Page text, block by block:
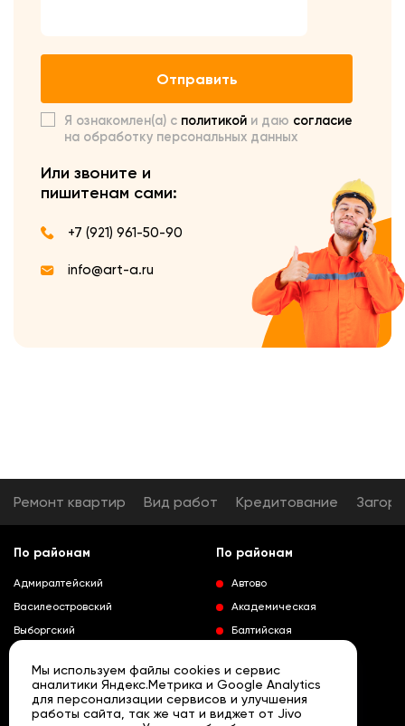
Отправить
Я ознакомлен(а) с политикой и даю согласие
на обработку персональных данных
Или звоните и
пишитенам сами:
+7 (921) 961-50-90
info@art-a.ru
Ремонт квартир Вид работ Кредитование
По районам
Адмиралтейский
Василеостровский
Выборгский
Колпинский
Красногвардейский
По районам
Автово
Академическая
Балтийская
Выборгская
Гражданский проспект
Мы используем файлы cookies и сервис
аналитики Яндекс.Метрика и Google Analytics
для персонализации сервисов и улучшения
работы сайта, так же чат и виджет от Jivo